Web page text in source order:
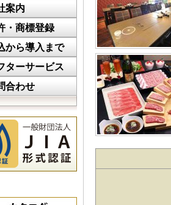
案内
・商標登録
から導入まで
ターサービス
合わせ